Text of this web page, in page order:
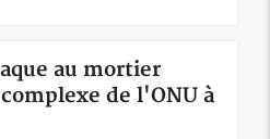
au mortier
de l'ONU à